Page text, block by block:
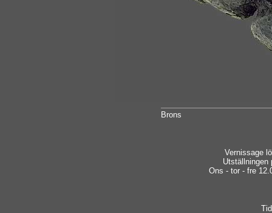
Brons
Vernissage
Utställningen
Ons - tor - fre